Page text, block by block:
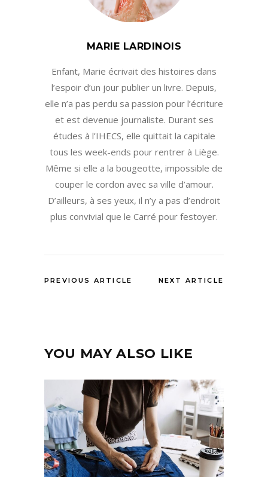
MARIE LARDINOIS
Enfant, Marie écrivait des histoires dans
l’espoir d’un jour publier un livre. Depuis,
elle n’a pas perdu sa passion pour l’écriture
et est devenue journaliste. Durant ses
études à l’IHECS, elle quittait la capitale
tous les week-ends pour rentrer à Liège.
Même si elle a la bougeotte, impossible de
couper le cordon avec sa ville d’amour.
D’ailleurs, à ses yeux, il n’y a pas d’endroit
plus convivial que le Carré pour festoyer.
PREVIOUS ARTICLE NEXT ARTICLE
YOU MAY ALSO LIKE